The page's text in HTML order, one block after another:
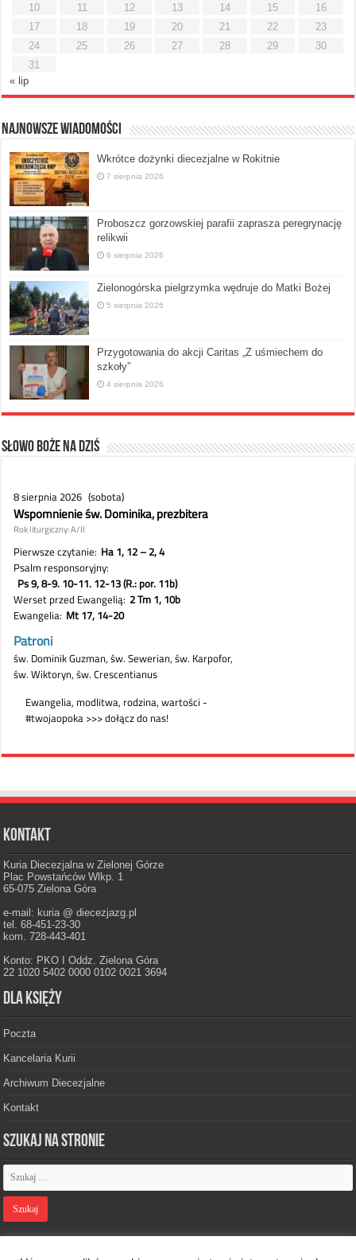
10
11 12 13 14 15
16
17
18 19 20 21 22
23
24
25 26 27 28 29
30
31
« lip
Najnowsze Wiadomości
Wkrótce dożynki diecezjalne w Rokitnie
7 sierpnia 2026
Proboszcz gorzowskiej parafii zaprasza peregrynację
relikwii
6 sierpnia 2026
Zielonogórska pielgrzymka wędruje do Matki Bożej
5 sierpnia 2026
Przygotowania do akcji Caritas „Z uśmiechem do
szkoły”
4 sierpnia 2026
Słowo Boże na dziś
Kontakt
Kuria Diecezjalna w Zielonej Górze
Plac Powstańców Wlkp. 1
65-075 Zielona Góra
e-mail: kuria @ diecezjazg.pl
tel. 68-451-23-30
kom. 728-443-401
Konto: PKO I Oddz. Zielona Góra
22 1020 5402 0000 0102 0021 3694
Dla księży
Poczta
Kancelaria Kurii
Archiwum Diecezjalne
Kontakt
Szukaj na stronie